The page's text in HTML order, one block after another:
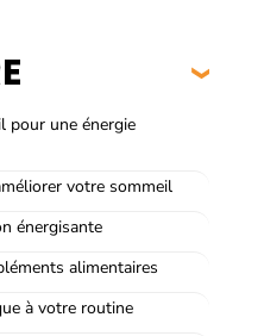
pour une énergie
votre sommeil
énergisante
alimentaires
à votre routine